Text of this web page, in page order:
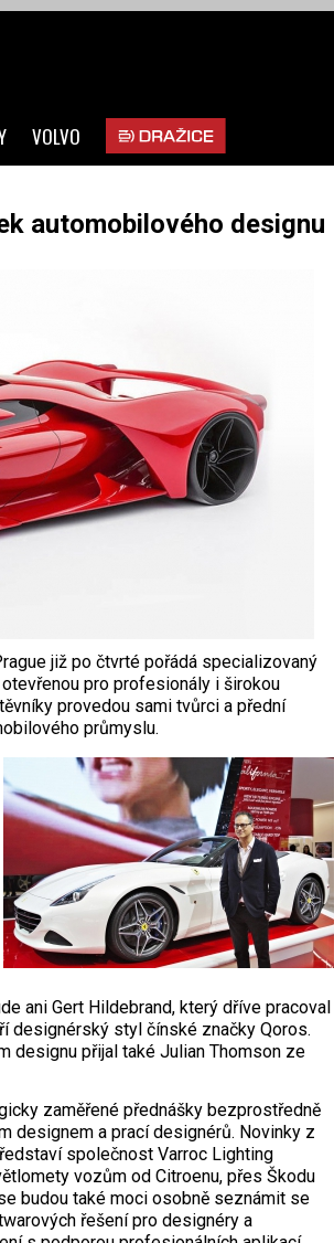
automobilového designu
již po čtvrté pořádá specializovaný
pro profesionály i širokou
provedou sami tvůrci a přední
průmyslu.
ani Gert Hildebrand, který dříve pracoval
designérský styl čínské značky Qoros.
designu přijal také Julian Thomson ze
zaměřené přednášky bezprostředně
designem a prací designérů. Novinky z
společnost Varroc Lighting
vozům od Citroenu, přes Škodu
budou také moci osobně seznámit se
řešení pro designéry a
VOLVO